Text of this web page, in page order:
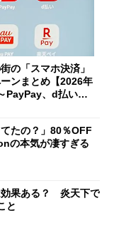
の「スマホ決済」
ンまとめ【2026年
PayPay、d払い、a
たの？」80％OFF
の本気が凄すぎる
効果ある？ 炎天下で
と